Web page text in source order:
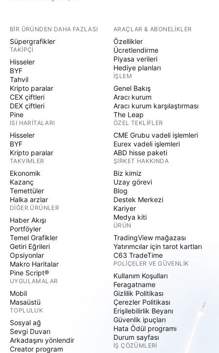
BIR ÜRÜNDEN DAHA FAZLASI
Süpergrafikler
TAKIPÇI
Hisseler
BYF
Tahvil
Kripto paralar
CEX çiftleri
DEX çiftleri
Pine
ISI HARITALARI
Hisseler
BYF
Kripto paralar
TAKVIMLER
Ekonomik
Kazanç
Temettüler
Halka arzlar
DIĞER ÜRÜNLER
Haber Akışı
Portföyler
Temel Grafikler
Getiri Eğrileri
Opsiyonlar
Makro Haritalar
Pine Script®
UYGULAMALAR
Mobil
Masaüstü
TOPLULUK
Sosyal ağ
Sevgi Duvarı
Arkadaşını yönlendir
Creator program
ARAÇLAR & ABONELIKLER
Özellikler
Ücretlendirme
Piyasa verileri
Hediye planları
İŞLEM
Genel Bakış
Aracı kurum
Aracı kurum karşılaştırması
The Leap
ÖZEL TEKLIFLER
CME Grubu vadeli işlemleri
Eurex vadeli işlemleri
ABD hisse paketi
ŞIRKET HAKKINDA
Biz kimiz
Uzay görevi
Blog
Destek Merkezi
Kariyer
Medya kiti
ÜRÜN
TradingView mağazası
Yatırımcılar için tarot kartları
C63 TradeTime
POLIÇELER VE GÜVENLIK
Kullanım Koşulları
Feragatname
Gizlilik Politikası
Çerezler Politikası
Erişilebilirlik Beyanı
Güvenlik ipuçları
Hata Ödül programı
Durum sayfası
İŞ ÇÖZÜMLERI